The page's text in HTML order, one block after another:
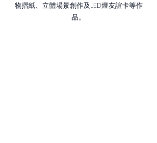
物摺紙、立體場景創作及LED燈友誼卡等作
品。